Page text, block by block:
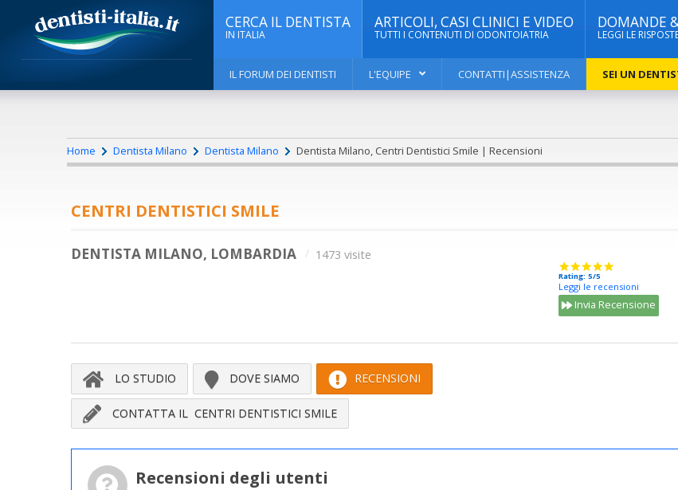
CERCA IL DENTISTA
IN ITALIA
ARTICOLI, CASI CLINICI E VIDEO
TUTTI I CONTENUTI DI ODONTOIATRIA
DOMANDE
LEGGI LE
IL FORUM DEI DENTISTI L'EQUIPE CONTATTI|ASSISTENZA SEI UN
Home Dentista Milano Dentista Milano Dentista Milano, Centri Dentistici Smile | Recensioni
CENTRI DENTISTICI SMILE
DENTISTA MILANO, LOMBARDIA 1473 visite
Rating: 5/5
Leggi le recensioni
Invia Recensione
LO STUDIO DOVE SIAMO RECENSIONI
CONTATTA IL CENTRI DENTISTICI SMILE
Recensioni degli utenti